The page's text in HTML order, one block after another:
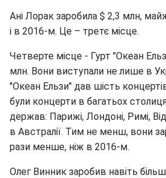
Ані Лорак заробила $ 2,3 млн,
і в 2016-м. Це – третє місце.
Четверте місце - Гурт "Океан
млн. Вони виступали не лише в
"Океан Ельзи" дав шість
були концерти в багатьох
держав: Парижі, Лондоні, Римі,
в Австралії. Тим не менш, вони
рази менше, ніж в 2016-м.
Олег Винник заробив навіть